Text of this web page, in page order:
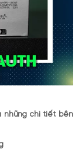
những chi tiết bên